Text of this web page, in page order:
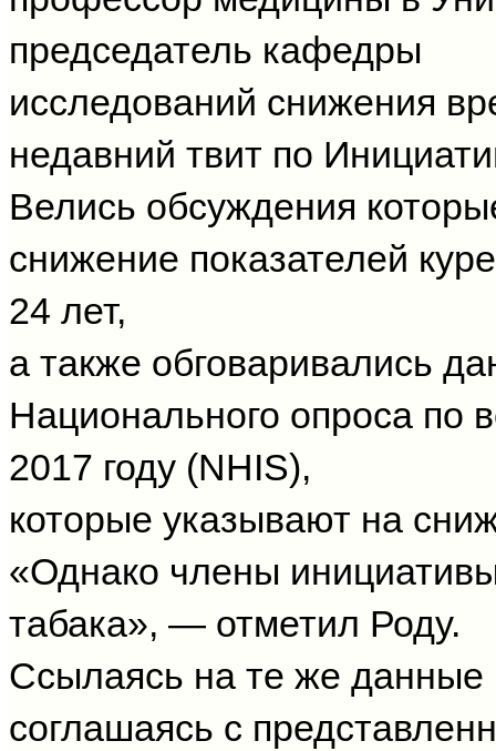
председатель кафедры
исследований снижения
недавний твит по
Велись обсуждения
снижение показателей
24 лет,
а также обговаривались
Национального опроса по
2017 году (NHIS),
которые указывают на
«Однако члены
табака», — отметил Роду.
Ссылаясь на те же данные
соглашаясь с